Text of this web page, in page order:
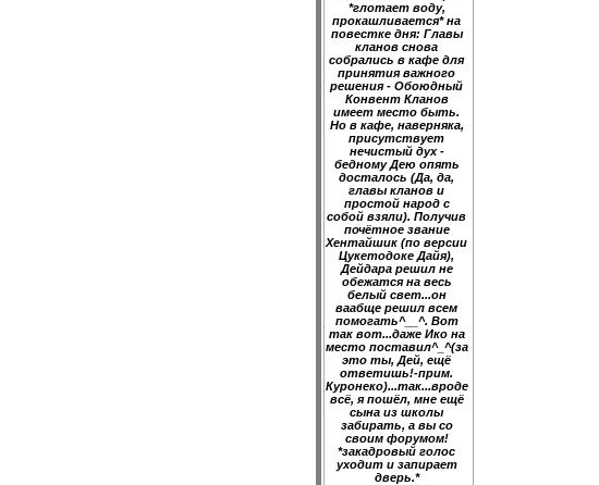
*глотает воду,
прокашливается* на
повестке дня: Главы
кланов снова
собрались в кафе для
принятия важного
решения - Обоюдный
Конвент Кланов
имеет место быть.
Но в кафе, наверняка,
присутствует
нечистый дух -
бедному Дею опять
досталось (Да, да,
главы кланов и
простой народ с
собой взяли). Получив
почётное звание
Хентайшик (по версии
Цукетодоке Дайя),
Дейдара решил не
обежатся на весь
белый свет...он
ваабще решил всем
помогать^__^. Вот
так вот...даже Ико на
место поставил^_^(за
это ты, Дей, ещё
ответишь!-прим.
Куронеко)...так...вроде
всё, я пошёл, мне ещё
сына из школы
забирать, а вы со
своим форумом!
*закадровый голос
уходит и запирает
дверь.*